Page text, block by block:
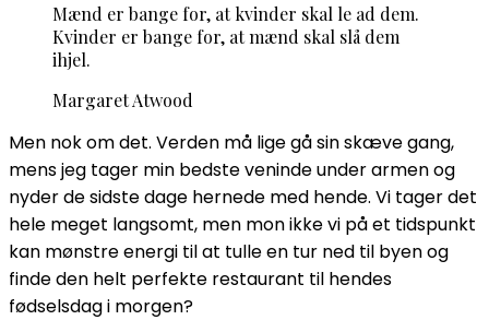
Mænd er bange for, at kvinder skal le ad dem.
Kvinder er bange for, at mænd skal slå dem
ihjel.
Margaret Atwood
Men nok om det. Verden må lige gå sin skæve gang,
mens jeg tager min bedste veninde under armen og
nyder de sidste dage hernede med hende. Vi tager det
hele meget langsomt, men mon ikke vi på et tidspunkt
kan mønstre energi til at tulle en tur ned til byen og
finde den helt perfekte restaurant til hendes
fødselsdag i morgen?